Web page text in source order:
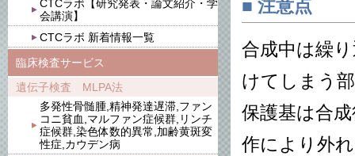
CTCラボ【研究発表・論文紹介・学
会講演】
CTCラボ 新着情報一覧
臨床検査サービス
遺伝子検査 MLPA法
多発性骨髄腫,精神発達遅滞,ファン
コニ貧血,マルファン症候群,リンチ
症候群,染色体数的異常,加齢黄斑変
性症,カウデン病
■ 注意点
合成中は繰
けてしまう
保護基は合
作により外